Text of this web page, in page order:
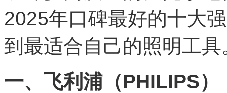
2025年口碑最好的十大
到最适合自己的照明工具
一、飞利浦（PHILIPS）